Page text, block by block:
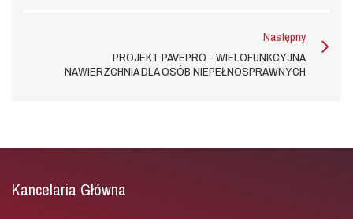
Następny
PROJEKT PAVEPRO - WIELOFUNKCYJNA
NAWIERZCHNIA DLA OSÓB NIEPEŁNOSPRAWNYCH
Kancelaria Główna